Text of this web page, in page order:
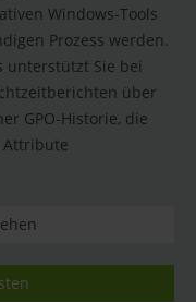
Windows-Tools
Prozess werden.
unterstützt Sie bei
über
GPO-Historie, die
Attribute